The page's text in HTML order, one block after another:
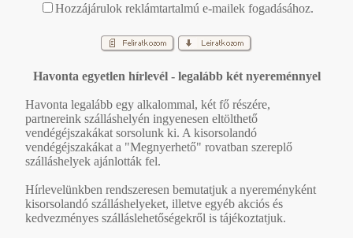
Hozzájárulok reklámtartalmú e-mailek fogadásához.
Havonta egyetlen hírlevél - legalább két nyereménnyel
Havonta legalább egy alkalommal, két fő részére,
partnereink szálláshelyén ingyenesen eltölthető
vendégéjszakákat sorsolunk ki. A kisorsolandó
vendégéjszakákat a "Megnyerhető" rovatban szereplő
szálláshelyek ajánlották fel.
Hírlevelünkben rendszeresen bemutatjuk a nyereményként
kisorsolandó szálláshelyeket, illetve egyéb akciós és
kedvezményes szálláslehetőségekről is tájékoztatjuk.